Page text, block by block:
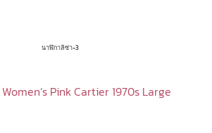
Pink Cartier 1970s Large